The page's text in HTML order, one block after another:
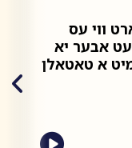
ווי עס
אבער יא
א טאטאלן